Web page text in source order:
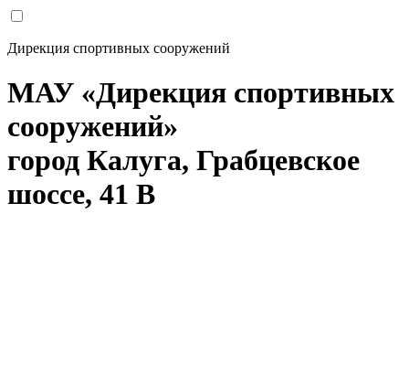
Дирекция спортивных сооружений
МАУ «Дирекция спортивных
сооружений»
город Калуга, Грабцевское
шоссе, 41 В